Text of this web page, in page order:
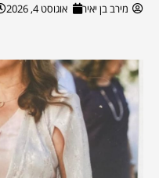
מירב בן יאיר אוגוסט 4, 2026